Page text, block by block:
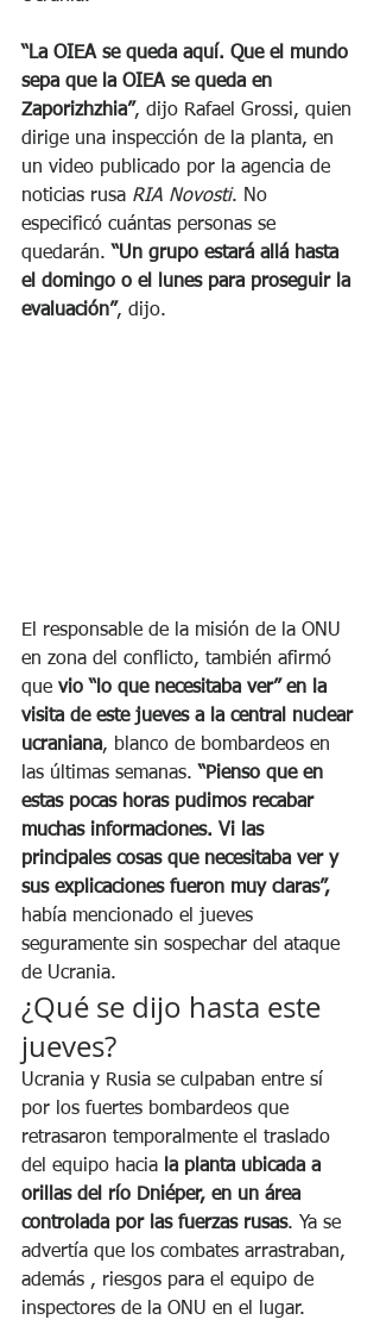
“La OIEA se queda aquí. Que el mundo
sepa que la OIEA se queda en
Zaporizhzhia”, dijo Rafael Grossi, quien
dirige una inspección de la planta, en
un video publicado por la agencia de
noticias rusa RIA Novosti. No
especificó cuántas personas se
quedarán. “Un grupo estará allá hasta
el domingo o el lunes para proseguir la
evaluación”, dijo.
El responsable de la misión de la ONU
en zona del conflicto, también afirmó
que vio “lo que necesitaba ver” en la
visita de este jueves a la central nuclear
ucraniana, blanco de bombardeos en
las últimas semanas. “Pienso que en
estas pocas horas pudimos recabar
muchas informaciones. Vi las
principales cosas que necesitaba ver y
sus explicaciones fueron muy claras”,
había mencionado el jueves
seguramente sin sospechar del ataque
de Ucrania.
¿Qué se dijo hasta este
jueves?
Ucrania y Rusia se culpaban entre sí
por los fuertes bombardeos que
retrasaron temporalmente el traslado
del equipo hacia la planta ubicada a
orillas del río Dniéper, en un área
controlada por las fuerzas rusas. Ya se
advertía que los combates arrastraban,
además , riesgos para el equipo de
inspectores de la ONU en el lugar.